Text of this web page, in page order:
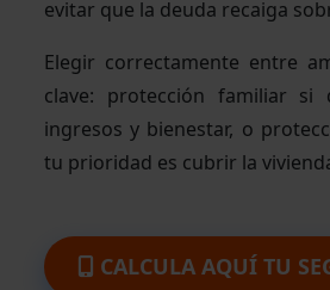
evitar que la deuda recaiga
Elegir correctamente entre
clave: protección familiar si
ingresos y bienestar, o
tu prioridad es cubrir la
CALCULA AQUÍ TU